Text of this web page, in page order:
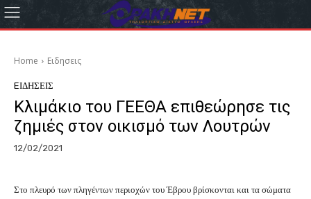
Home Eιδησεις
EΙΔΗΣΕΙΣ
Κλιμάκιο του ΓΕΕΘΑ επιθεώρησε τις
ζημιές στον οικισμό των Λουτρών
12/02/2021
Στο πλευρό των πληγέντων περιοχών του Έβρου βρίσκονται και τα σώματα